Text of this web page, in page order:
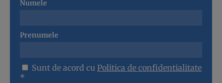
Numele
Prenumele
Sunt de acord cu Politica de confidentialitate
*